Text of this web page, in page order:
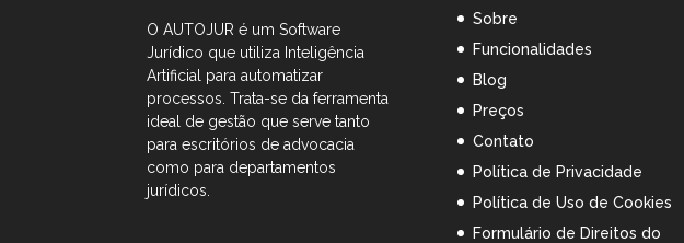
O AUTOJUR é um Software
Jurídico que utiliza Inteligência
Artificial para automatizar
processos. Trata-se da ferramenta
ideal de gestão que serve tanto
para escritórios de advocacia
como para departamentos
jurídicos.
Sobre
Funcionalidades
Blog
Preços
Contato
Política de Privacidade
Política de Uso de Cookies
Formulário de Direitos do